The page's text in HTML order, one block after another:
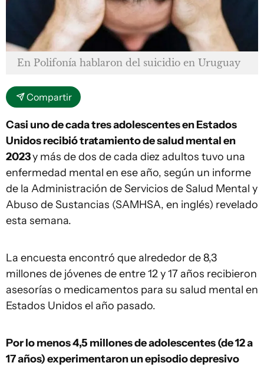
En Polifonía hablaron del suicidio en Uruguay
Compartir
Casi uno de cada tres adolescentes en Estados
Unidos recibió tratamiento de salud mental en
2023y más de dos de cada diez adultos tuvo una
enfermedad mental en ese año, según un informe
de la Administración de Servicios de Salud Mental y
Abuso de Sustancias (SAMHSA, en inglés) revelado
esta semana.
La encuesta encontró que alrededor de 8,3
millones de jóvenes de entre 12 y 17 años recibieron
asesorías o medicamentos para su salud mental en
Estados Unidos el año pasado.
Por lo menos 4,5 millones de adolescentes (de 12 a
17 años) experimentaron un episodio depresivo